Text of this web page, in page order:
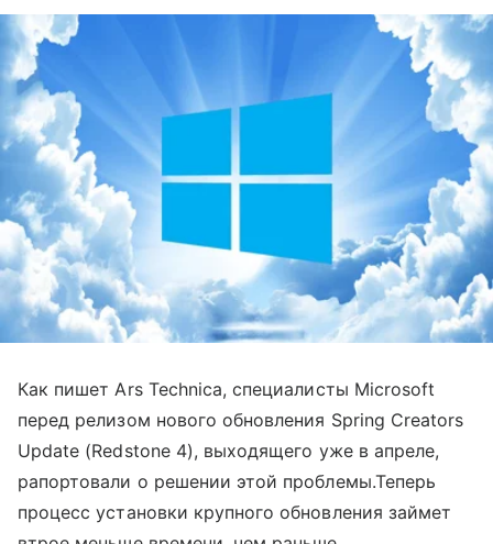
Как пишет Ars Technica, специалисты Microsoft
перед релизом нового обновления Spring Creators
Update (Redstone 4), выходящего уже в апреле,
рапортовали о решении этой проблемы.Теперь
процесс установки крупного обновления займет